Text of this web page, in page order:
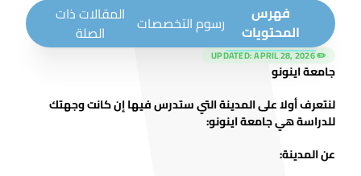
فهرس
المحتويات
رسوم التخصصات المقالات ذات
الصلة
✏️ UPDATED:
APRIL 28, 2026
جامعة اينونو
لنتعرف أولا على المدينة التي ستدرس فيها إن كانت وجهتك
للدراسة هي جامعة اينونو:
عن المدينة: